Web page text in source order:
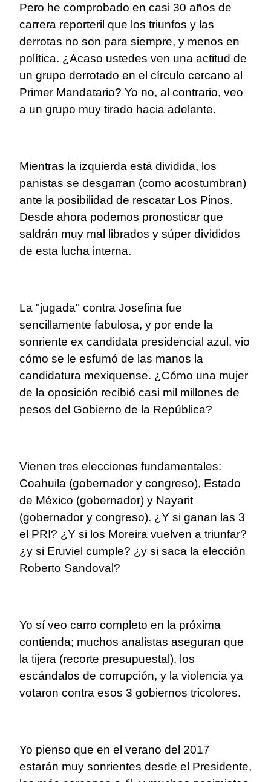
Pero he comprobado en casi 30 años de
carrera reporteril que los triunfos y las
derrotas no son para siempre, y menos en
política. ¿Acaso ustedes ven una actitud de
un grupo derrotado en el círculo cercano al
Primer Mandatario? Yo no, al contrario, veo
a un grupo muy tirado hacia adelante.
Mientras la izquierda está dividida, los
panistas se desgarran (como acostumbran)
ante la posibilidad de rescatar Los Pinos.
Desde ahora podemos pronosticar que
saldrán muy mal librados y súper divididos
de esta lucha interna.
La "jugada" contra Josefina fue
sencillamente fabulosa, y por ende la
sonriente ex candidata presidencial azul, vio
cómo se le esfumó de las manos la
candidatura mexiquense. ¿Cómo una mujer
de la oposición recibió casi mil millones de
pesos del Gobierno de la República?
Vienen tres elecciones fundamentales:
Coahuila (gobernador y congreso), Estado
de México (gobernador) y Nayarit
(gobernador y congreso). ¿Y si ganan las 3
el PRI? ¿Y si los Moreira vuelven a triunfar?
¿y si Eruviel cumple? ¿y si saca la elección
Roberto Sandoval?
Yo sí veo carro completo en la próxima
contienda; muchos analistas aseguran que
la tijera (recorte presupuestal), los
escándalos de corrupción, y la violencia ya
votaron contra esos 3 gobiernos tricolores.
Yo pienso que en el verano del 2017
estarán muy sonrientes desde el Presidente,